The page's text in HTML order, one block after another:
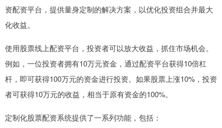
资配资平台，提供量身定制的解决方案，以优化投资组合并最大
化收益。
使用股票线上配资平台，投资者可以放大收益，抓住市场机会。
例如，一位投资者拥有10万元资金，通过配资平台获得10倍杠
杆，即可获得100万元的资金进行投资。如果股票上涨10%，投资
者可获得10万元的收益，相当于原有资金的100%。
定制化股票配资系统提供了一系列功能，包括：